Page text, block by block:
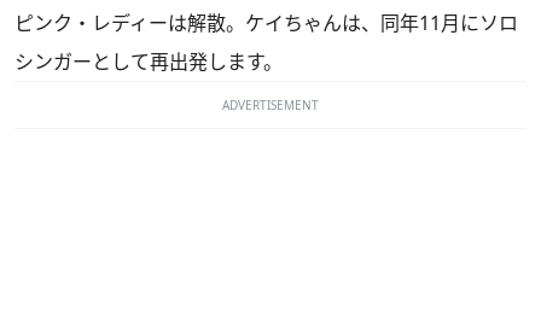
ピンク・レディーは解散。ケイちゃんは、同年11月にソロ
シンガーとして再出発します。
ADVERTISEMENT